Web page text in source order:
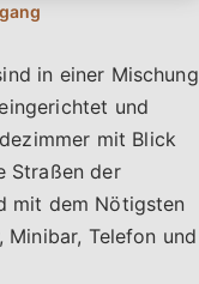
in einer Mischung
und
mit Blick
Straßen der
mit dem Nötigsten
Telefon und